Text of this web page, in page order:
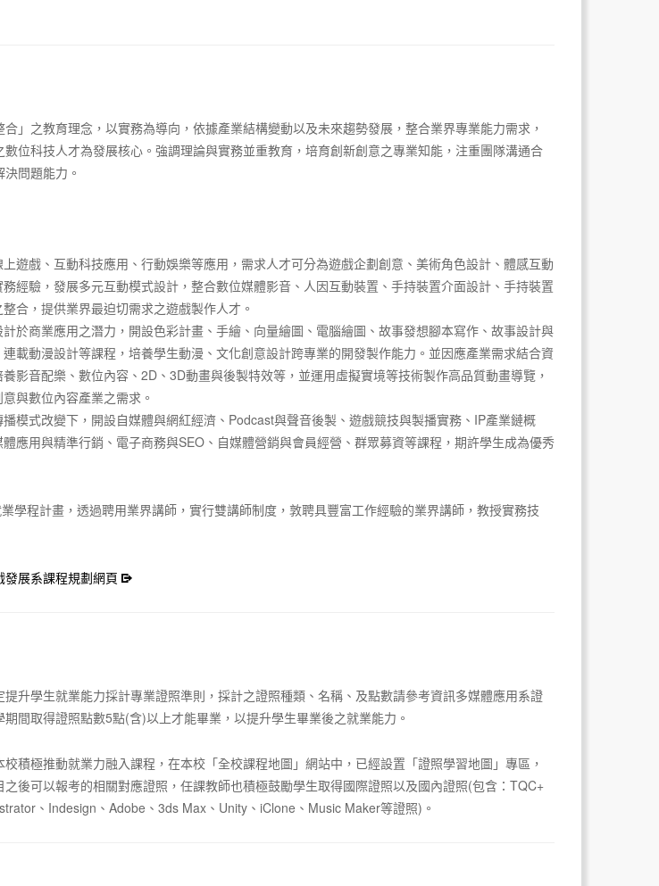
」之教育理念，以實務為導向，依據產業結構變動以及未來趨勢發展，整合業界專業能力需求，
位科技人才為發展核心。強調理論與實務並重教育，培育創新創意之專業知能，注重團隊溝通合
問題能力。
遊戲、互動科技應用、行動娛樂等應用，需求人才可分為遊戲企劃創意、美術角色設計、體感互動
經驗，發展多元互動模式設計，整合數位媒體影音、人因互動裝置、手持裝置介面設計、手持裝置
合，提供業界最迫切需求之遊戲製作人才。
於商業應用之潛力，開設色彩計畫、手繪、向量繪圖、電腦繪圖、故事發想腳本寫作、故事設計與
載動漫設計等課程，培養學生動漫、文化創意設計跨專業的開發製作能力。並因應產業需求結合資
影音配樂、數位內容、2D、3D動畫與後製特效等，並運用虛擬實境等技術製作高品質動畫導覽，
與數位內容產業之需求。
模式改變下，開設自媒體與網紅經濟、Podcast與聲音後製、遊戲競技與製播實務、IP產業鏈概
應用與精準行銷、電子商務與SEO、自媒體營銷與會員經營、群眾募資等課程，期許學生成為優秀
學程計畫，透過聘用業界講師，實行雙講師制度，敦聘具豐富工作經驗的業界講師，教授實務技
發展系課程規劃網頁
升學生就業能力採計專業證照準則，採計之證照種類、名稱、及點數請參考資訊多媒體應用系證
間取得證照點數5點(含)以上才能畢業，以提升學生畢業後之就業能力。
積極推動就業力融入課程，在本校「全校課程地圖」網站中，已經設置「證照學習地圖」專區，
後可以報考的相關對應證照，任課教師也積極鼓勵學生取得國際證照以及國內證照(包含：TQC+
、Indesign、Adobe、3ds Max、Unity、iClone、Music Maker等證照)。